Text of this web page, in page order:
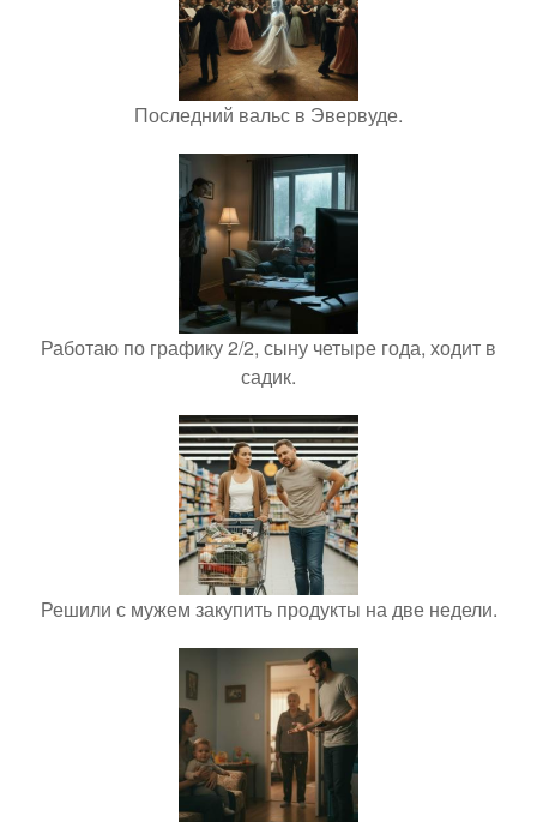
Последний вальс в Эвервуде.
Работаю по графику 2/2, сыну четыре года, ходит в
садик.
Решили с мужем закупить продукты на две недели.